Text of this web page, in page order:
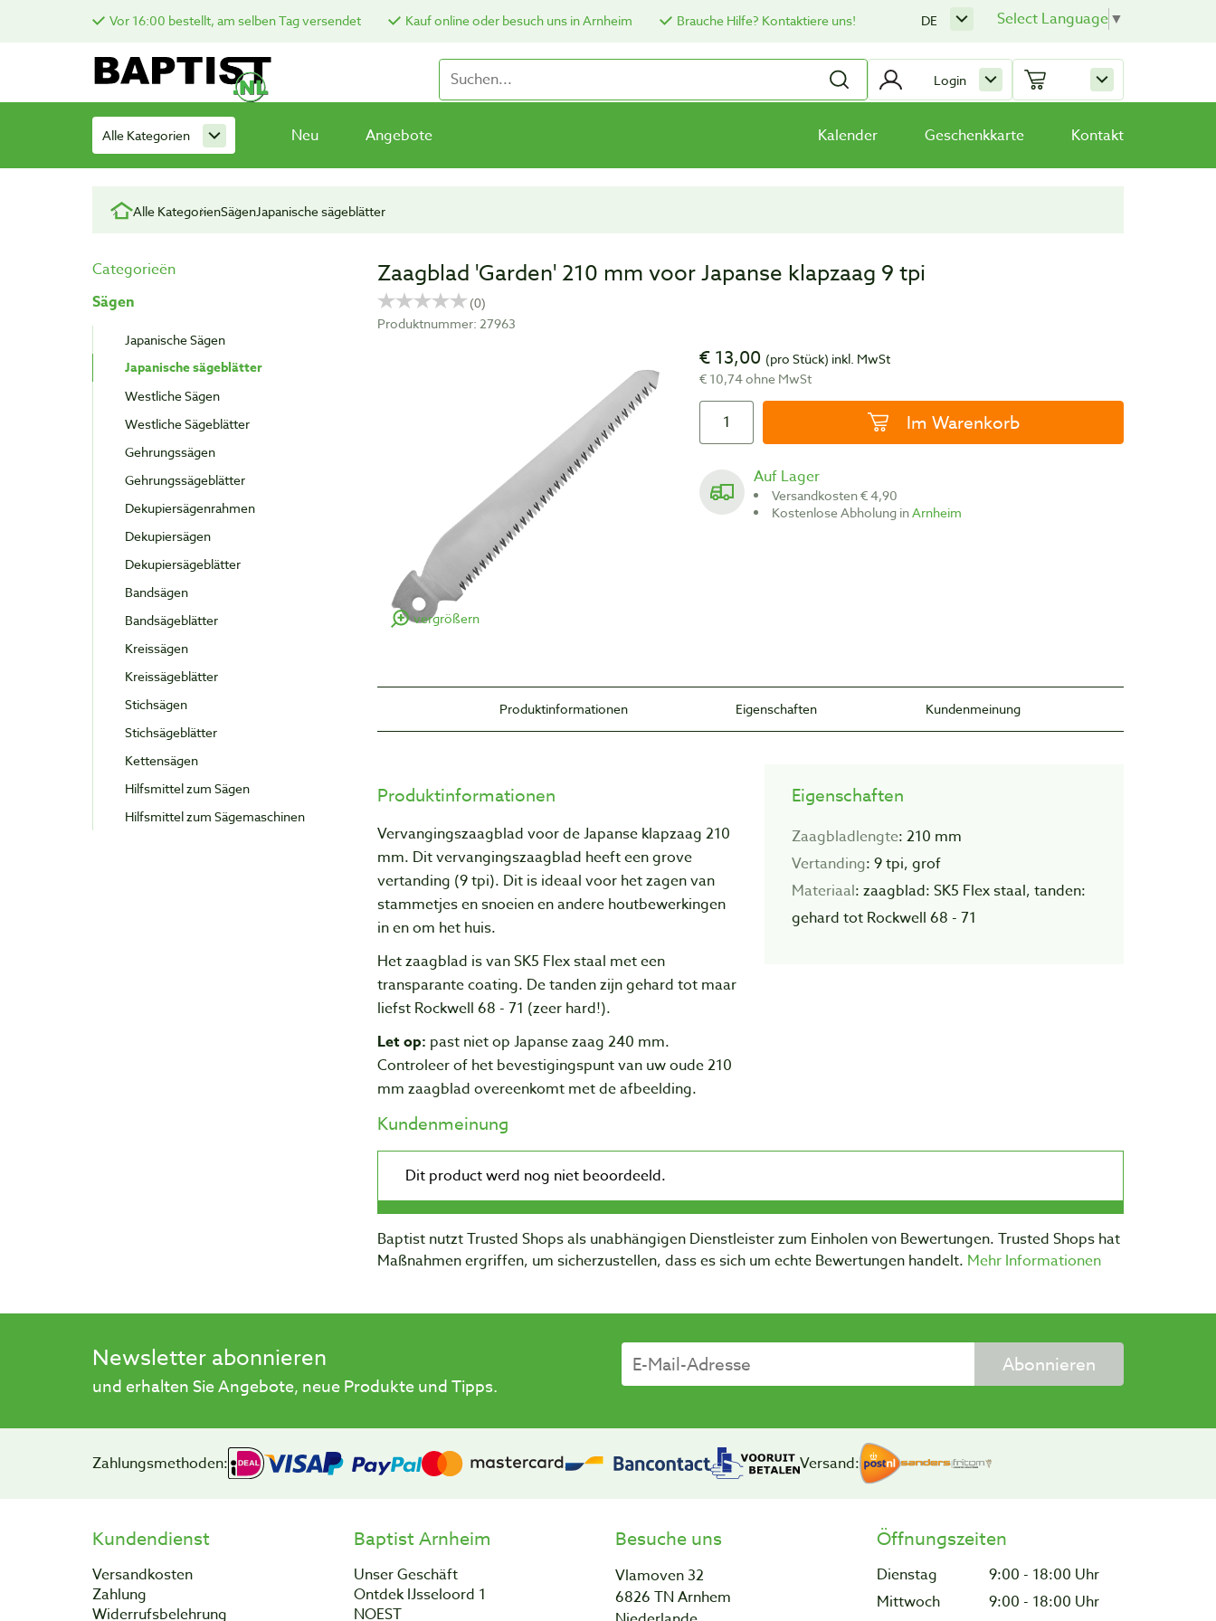
Vor 16:00 bestellt, am selben Tag versendet Kauf online oder besuch uns in Arnheim Brauche Hilfe? Kontaktiere uns! Select Language▼
DE
Login
Alle Kategorien Neu Angebote Kalender Geschenkkarte Kontakt
Alle KategorienSägenJapanische sägeblätter
Categorieën
Sägen
Japanische Sägen
Japanische sägeblätter
Westliche Sägen
Westliche Sägeblätter
Gehrungssägen
Gehrungssägeblätter
Dekupiersägenrahmen
Dekupiersägen
Dekupiersägeblätter
Bandsägen
Bandsägeblätter
Kreissägen
Kreissägeblätter
Stichsägen
Stichsägeblätter
Kettensägen
Hilfsmittel zum Sägen
Hilfsmittel zum Sägemaschinen
Zaagblad 'Garden' 210 mm voor Japanse klapzaag 9 tpi
Produktnummer: 27963
vergrößern
€ 13,00 (pro Stück) inkl. MwSt
€ 10,74 ohne MwSt
Im Warenkorb
Auf Lager
Versandkosten € 4,90
Kostenlose Abholung inArnheim
Produktinformationen Eigenschaften Kundenmeinung
Produktinformationen
Vervangingszaagblad voor de Japanse klapzaag 210
mm. Dit vervangingszaagblad heeft een grove
vertanding (9 tpi). Dit is ideaal voor het zagen van
stammetjes en snoeien en andere houtbewerkingen
in en om het huis.
Het zaagblad is van SK5 Flex staal met een
transparante coating. De tanden zijn gehard tot maar
liefst Rockwell 68 - 71 (zeer hard!).
Let op: past niet op Japanse zaag 240 mm.
Controleer of het bevestigingspunt van uw oude 210
mm zaagblad overeenkomt met de afbeelding.
Eigenschaften
Zaagbladlengte: 210 mm
Vertanding: 9 tpi, grof
Materiaal: zaagblad: SK5 Flex staal, tanden:
gehard tot Rockwell 68 - 71
Kundenmeinung
Baptist nutzt Trusted Shops als unabhängigen Dienstleister zum Einholen von Bewertungen. Trusted Shops hat
Maßnahmen ergriffen, um sicherzustellen, dass es sich um echte Bewertungen handelt. Mehr Informationen
Newsletter abonnieren
und erhalten Sie Angebote, neue Produkte und Tipps.
Abonnieren
Zahlungsmethoden: Versand:
Kundendienst
Versandkosten
Zahlung
Widerrufsbelehrung
Baptist Arnheim
Unser Geschäft
Ontdek IJsseloord 1
NOEST
Besuche uns
Vlamoven 32
6826 TN Arnhem
Öffnungszeiten
Dienstag
9:00 - 18:00 Uhr
Mittwoch
9:00 - 18:00 Uhr